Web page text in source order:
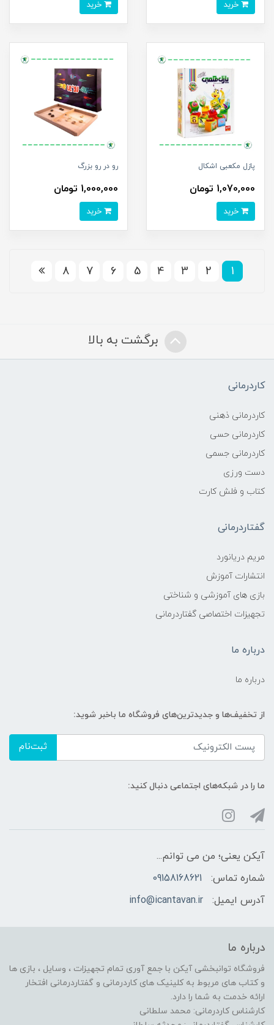
پازل مکعبی اشکال
1,070,000 تومان
رو در رو بزرگ
1,000,000 تومان
1
2
3
4
5
6
7
8
برگشت به بالا
کاردرمانی
کاردرمانی ذهنی
کاردرمانی حسی
کاردرمانی جسمی
دست ورزی
کتاب و فلش کارت
گفتاردرمانی
مریم دریانورد
انتشارات آموزش
بازی های آموزشی و شناختی
تجهیزات اختصاصی گفتاردرمانی
درباره ما
درباره ما
از تخفیف‌ها و جدیدترین‌های فروشگاه ما باخبر شوید:
ثبت‌نام
ما را در شبکه‌های اجتماعی دنبال کنید:
آیکن یعنی؛ من می توانم...
شماره تماس:
09158168621
آدرس ایمیل:
info@icantavan.ir
درباره ما
فروشگاه توانبخشی آیکن با جمع آوری تمام تجهیزات ، وسایل ، بازی ها
و کتاب های مربوط به کلینیک های کاردرمانی و گفتاردرمانی افتخار
ارائه خدمت به شما را دارد.
کارشناس کاردرمانی: محمد سلطانی